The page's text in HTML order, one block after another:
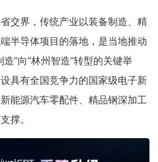
交界，传统产业以装备制造、精
半导体项目的落地，是当地推动
”向“林州智造”转型的关键举
具有全国竞争力的国家级电子新
能源汽车零配件、精品钢深加工
撑。